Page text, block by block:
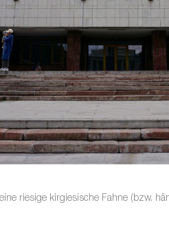
riesige kirgiesische Fahne (bzw.